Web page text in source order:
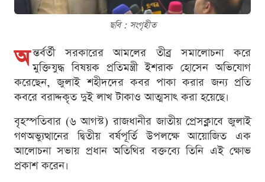
ছবি : সংগৃহীত
অ ন্তর্বর্তী সরকারের আমলের তীব্র সমালোচনা করে
মুক্তিযুদ্ধ বিষয়ক প্রতিমন্ত্রী ইশরাক হোসেন অভিযোগ
করেছেন, জুলাই শহীদদের কবর পাকা করার জন্য প্রতি
কবরে বরাদ্দকৃত দুই লাখ টাকাও আত্মসাৎ করা হয়েছে।
বৃহস্পতিবার (৬ আগস্ট) রাজধানীর জাতীয় প্রেসক্লাবে জুলাই
গণঅভ্যুত্থানের দ্বিতীয় বর্ষপূর্তি উপলক্ষে আয়োজিত এক
আলোচনা সভায় প্রধান অতিথির বক্তব্যে তিনি এই ক্ষোভ
প্রকাশ করেন।